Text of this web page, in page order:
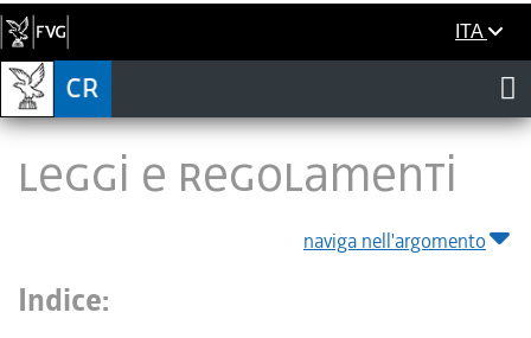
ITA
LEGGI E REGOLAMENTI
naviga nell'argomento
Indice: